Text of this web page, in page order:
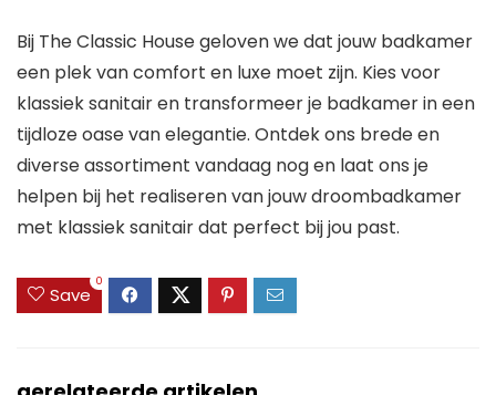
Bij The Classic House geloven we dat jouw badkamer
een plek van comfort en luxe moet zijn. Kies voor
klassiek sanitair en transformeer je badkamer in een
tijdloze oase van elegantie. Ontdek ons brede en
diverse assortiment vandaag nog en laat ons je
helpen bij het realiseren van jouw droombadkamer
met klassiek sanitair dat perfect bij jou past.
Save
0